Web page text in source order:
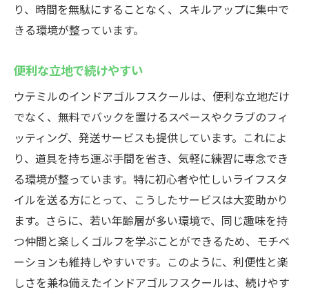
り、時間を無駄にすることなく、スキルアップに集中で
きる環境が整っています。
便利な立地で続けやすい
ウテミルのインドアゴルフスクールは、便利な立地だけ
でなく、無料でバックを置けるスペースやクラブのフィ
ッティング、発送サービスも提供しています。これによ
り、道具を持ち運ぶ手間を省き、気軽に練習に専念でき
る環境が整っています。特に初心者や忙しいライフスタ
イルを送る方にとって、こうしたサービスは大変助かり
ます。さらに、若い年齢層が多い環境で、同じ趣味を持
つ仲間と楽しくゴルフを学ぶことができるため、モチベ
ーションも維持しやすいです。このように、利便性と楽
しさを兼ね備えたインドアゴルフスクールは、続けやす